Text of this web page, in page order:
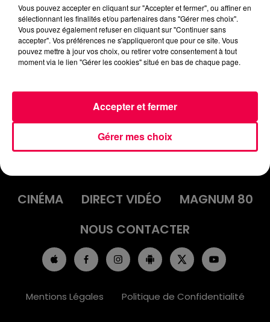
podcasts/2024/02/DJMAG010224.mp3
INFOS
EMISSIONS
CINÉMA
DIRECT VIDÉO
MAGNUM 80
NOUS CONTACTER
Mentions Légales Politique de Confidentialité
Vous pouvez accepter en cliquant sur "Accepter et fermer", ou affiner en
sélectionnant les finalités et/ou partenaires dans "Gérer mes choix".
Vous pouvez également refuser en cliquant sur "Continuer sans
accepter". Vos préférences ne s'appliqueront que pour ce site. Vous
pouvez mettre à jour vos choix, ou retirer votre consentement à tout
moment via le lien "Gérer les cookies" situé en bas de chaque page.
Gérer mes choix
Accepter et fermer